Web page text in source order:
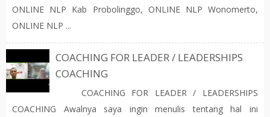
ONLINE NLP Kab Probolinggo, ONLINE NLP Wonomerto,
ONLINE NLP ...
COACHING FOR LEADER / LEADERSHIPS
COACHING
COACHING FOR LEADER / LEADERSHIPS
COACHING Awalnya saya ingin menulis tentang hal ini